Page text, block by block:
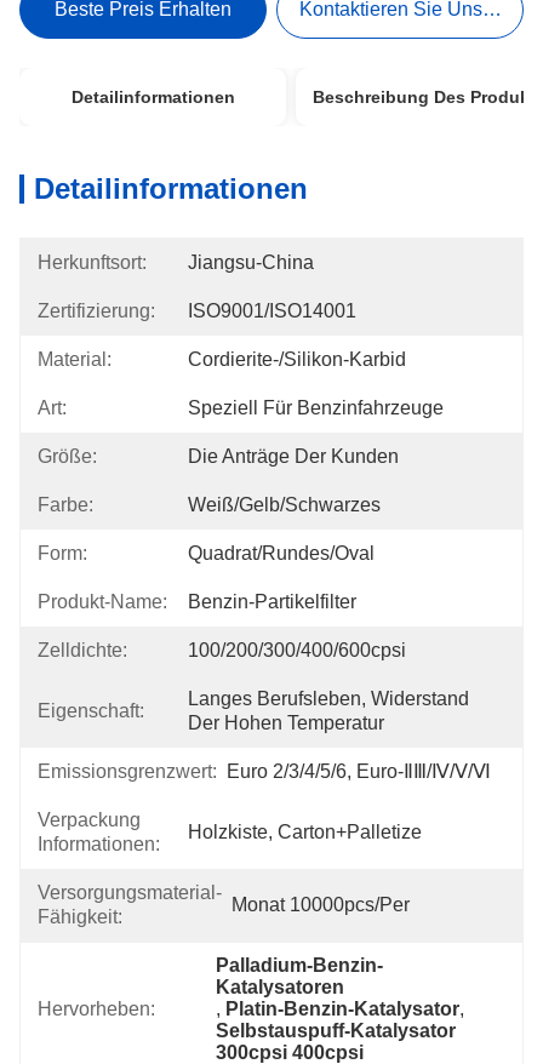
Beste Preis Erhalten Kontaktieren Sie Uns Jetzt
Detailinformationen Beschreibung Des
Detailinformationen
Herkunftsort: Jiangsu-China
Zertifizierung: ISO9001/ISO14001
Material: Cordierite-/Silikon-Karbid
Art: Speziell Für Benzinfahrzeuge
Größe: Die Anträge Der Kunden
Farbe: Weiß/Gelb/Schwarzes
Form: Quadrat/rundes/Oval
Produkt-Name: Benzin-Partikelfilter
Zelldichte: 100/200/300/400/600cpsi
Eigenschaft:
Langes Berufsleben, Widerstand
Der Hohen Temperatur
Emissionsgrenzwert: Euro 2/3/4/5/6, Euro-ⅡⅢ/Ⅳ/Ⅴ/Ⅵ
Verpackung
Informationen:
Holzkiste, Carton+Palletize
Versorgungsmaterial-
Fähigkeit:
Monat 10000pcs/per
Hervorheben:
Palladium-Benzin-
Katalysatoren
, Platin-Benzin-Katalysator,
Selbstauspuff-Katalysator
300cpsi 400cpsi